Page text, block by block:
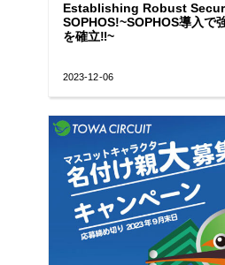
Establishing Robust
SOPHOS!~SOPHOS導入で
を確立‼︎~
2023-12-06